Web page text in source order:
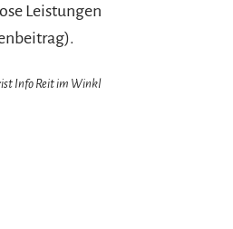
Leistungen
Info Reit im Winkl